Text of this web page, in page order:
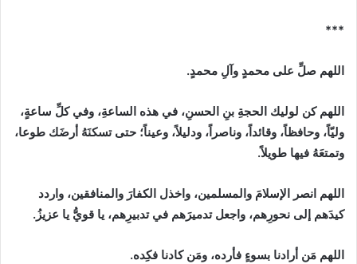
***
اللهم صلِّ على محمدٍ وآلِ محمدٍ.
اللهم كن لوليك الحجةِ بنِ الحسنِ، في هذه الساعةِ، وفي كلِّ ساعةٍ،
وليّاً، وحافظاً، وقائداً، وناصراً، ودليلاً، وعيناً؛ حتى تسكنَهُ أرضَك طوعا،
وتمتعَهُ فيها طويلاً.
اللهم انصر الإسلامَ والمسلمين، واخذل الكفارَ والمنافقين، واردد
كيدَهم إلى نحورِهم، واجعل تدميرَهم في تدبيرِهم، يا قويُّ يا عزيزُ.
اللهم مَن أرادنا بسوءٍ فأرده، ومَن كادنا فكِده.